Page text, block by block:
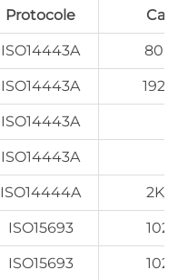
Protocole
ISO14443A 80
ISO14443A 192
ISO14443A
ISO14443A
ISO14444A 2K/
ISO15693
ISO15693